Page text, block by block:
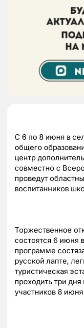
С 6 по 8 июня в
общего
центр
совместно с
проведут
воспитанников
Торжественное
состоятся 6 июня
программе
русской лапте,
туристическая
проходить три
участников 8